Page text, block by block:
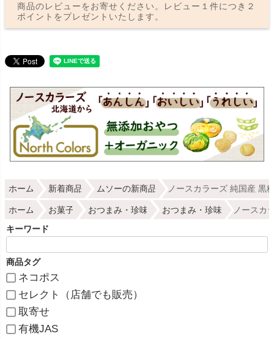
商品のレビューをお寄せください。レビュー１件につき２
ポイントをプレゼントいたします。
ホーム 新着商品 ムソーの新商品 ノースカラーズ 純国産 黒
ホーム お菓子 おつまみ・珍味 おつまみ・珍味 ノースカ
キーワード
商品タグ
ネコポス
セレクト（店舗でも販売）
取寄せ
有機JAS